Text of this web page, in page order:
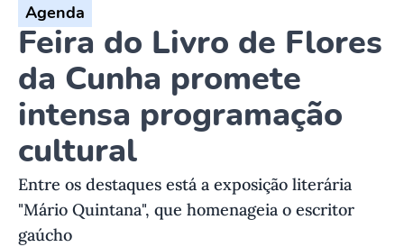
Agenda
Feira do Livro de Flores
da Cunha promete
intensa programação
cultural
Entre os destaques está a exposição literária
"Mário Quintana", que homenageia o escritor
gaúcho